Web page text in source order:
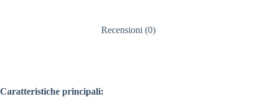
Recensioni (0)
Caratteristiche principali: